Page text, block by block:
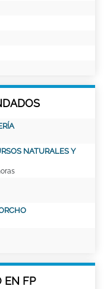
NATURALES Y
EN FP